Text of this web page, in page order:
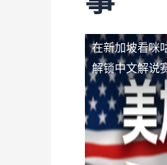
在新加坡看咪
解锁中文解说